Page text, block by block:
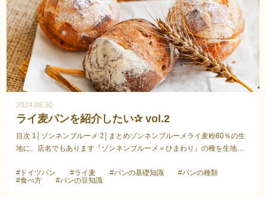
2024.08.30
ライ麦パンを紹介したい✰ vol.2
目次 1│ゾンネンブルーメ 2│まとめゾンネンブルーメライ麦粉80％の生
地に、店名でもあります『ゾンネンブルーメ＝ひまわり』の種を生地の
#ドイツパン
#ライ麦 #パンの基礎知識
#パンの種類
#食べ方
#パンの豆知識